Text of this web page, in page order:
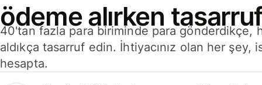
ödeme alırken
40'tan fazla para biriminde para gönderdikçe,
aldıkça tasarruf edin. İhtiyacınız olan her
hesapta.